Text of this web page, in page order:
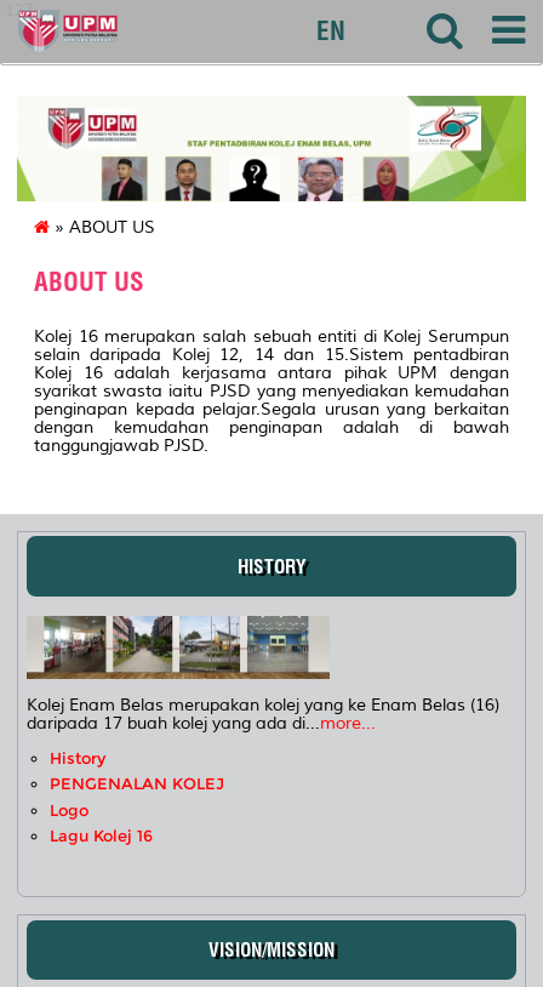
127
EN
» ABOUT US
ABOUT US
Kolej 16 merupakan salah sebuah entiti di Kolej Serumpun
selain daripada Kolej 12, 14 dan 15.Sistem pentadbiran
Kolej 16 adalah kerjasama antara pihak UPM dengan
syarikat swasta iaitu PJSD yang menyediakan kemudahan
penginapan kepada pelajar.Segala urusan yang berkaitan
dengan kemudahan penginapan adalah di bawah
tanggungjawab PJSD.
HISTORY
Kolej Enam Belas merupakan kolej yang ke Enam Belas (16)
daripada 17 buah kolej yang ada di...more...
History
PENGENALAN KOLEJ
Logo
Lagu Kolej 16
VISION/MISSION